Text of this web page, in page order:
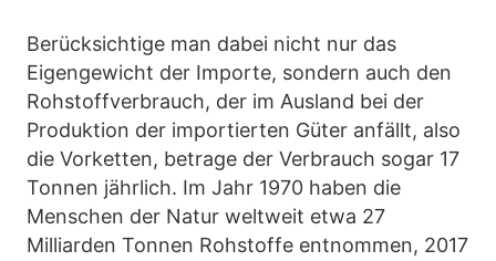
Berücksichtige man dabei nicht nur das
Eigengewicht der Importe, sondern auch den
Rohstoffverbrauch, der im Ausland bei der
Produktion der importierten Güter anfällt, also
die Vorketten, betrage der Verbrauch sogar 17
Tonnen jährlich. Im Jahr 1970 haben die
Menschen der Natur weltweit etwa 27
Milliarden Tonnen Rohstoffe entnommen, 2017